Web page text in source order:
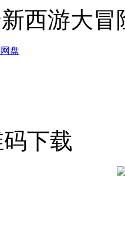
西游大冒
盘
下载